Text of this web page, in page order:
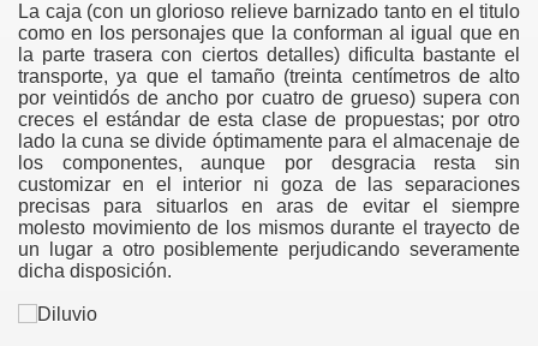
La caja (con un glorioso relieve barnizado tanto en el titulo
como en los personajes que la conforman al igual que en
la parte trasera con ciertos detalles) dificulta bastante el
transporte, ya que el tamaño (treinta centímetros de alto
por veintidós de ancho por cuatro de grueso) supera con
creces el estándar de esta clase de propuestas; por otro
lado la cuna se divide óptimamente para el almacenaje de
los componentes, aunque por desgracia resta sin
customizar en el interior ni goza de las separaciones
precisas para situarlos en aras de evitar el siempre
molesto movimiento de los mismos durante el trayecto de
un lugar a otro posiblemente perjudicando severamente
dicha disposición.